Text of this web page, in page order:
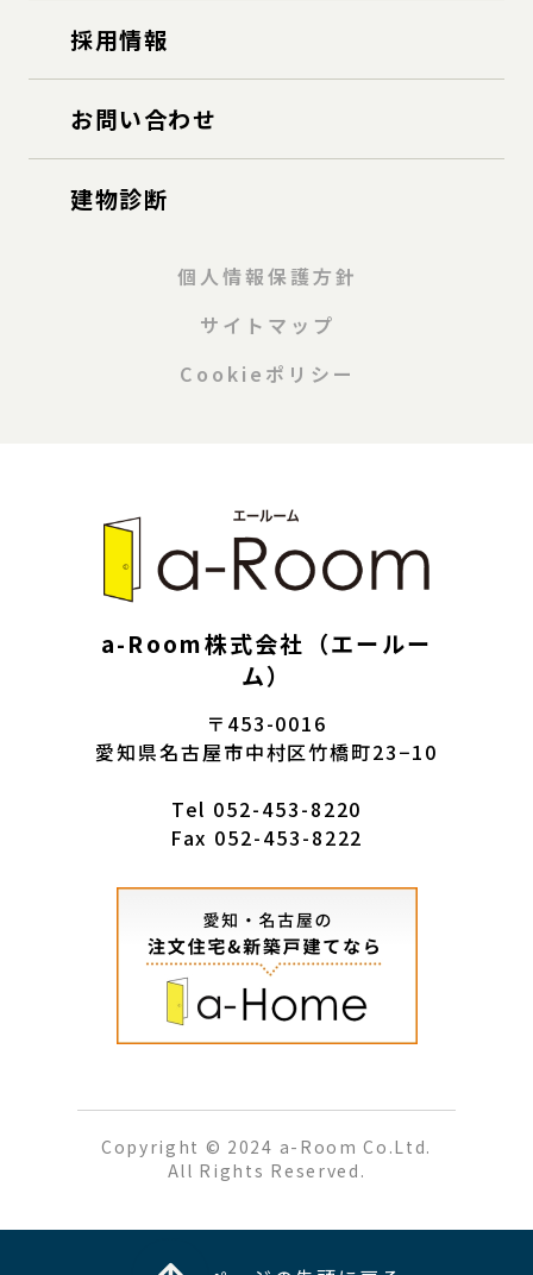
採用情報
お問い合わせ
建物診断
個人情報保護方針
サイトマップ
Cookieポリシー
a-Room株式会社（エールー
ム）
〒453-0016
愛知県名古屋市中村区竹橋町23−10
Tel 052-453-8220
Fax 052-453-8222
Copyright © 2024 a-Room Co.Ltd.
All Rights Reserved.